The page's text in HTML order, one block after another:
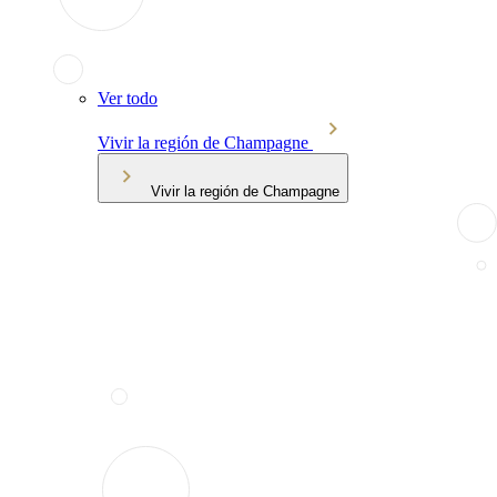
Ver todo
Vivir la región de Champagne
Vivir la región de Champagne